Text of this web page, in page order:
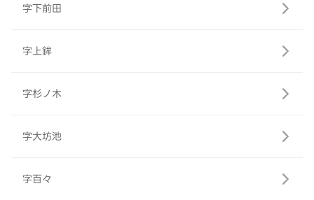
字下前田
字上鉾
字杉ノ木
字大坊池
字百々